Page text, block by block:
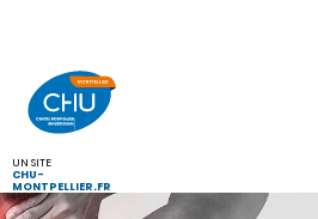
UN SITE
CHU-
MONTPELLIER.FR